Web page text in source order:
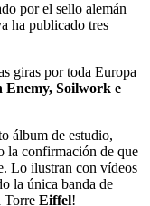
por el sello alemán
ha publicado tres
giras por toda Europa
Soilwork e
álbum de estudio,
la confirmación de que
Lo ilustran con vídeos
la única banda de
Torre Eiffel!